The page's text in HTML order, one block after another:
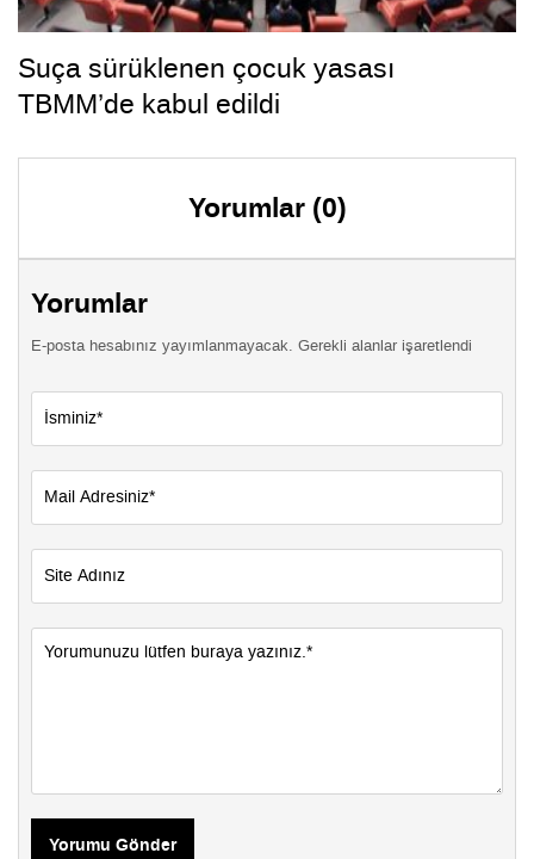
Suça sürüklenen çocuk yasası
TBMM’de kabul edildi
Yorumlar (0)
Yorumlar
E-posta hesabınız yayımlanmayacak. Gerekli alanlar işaretlendi
Yorumu Gönder